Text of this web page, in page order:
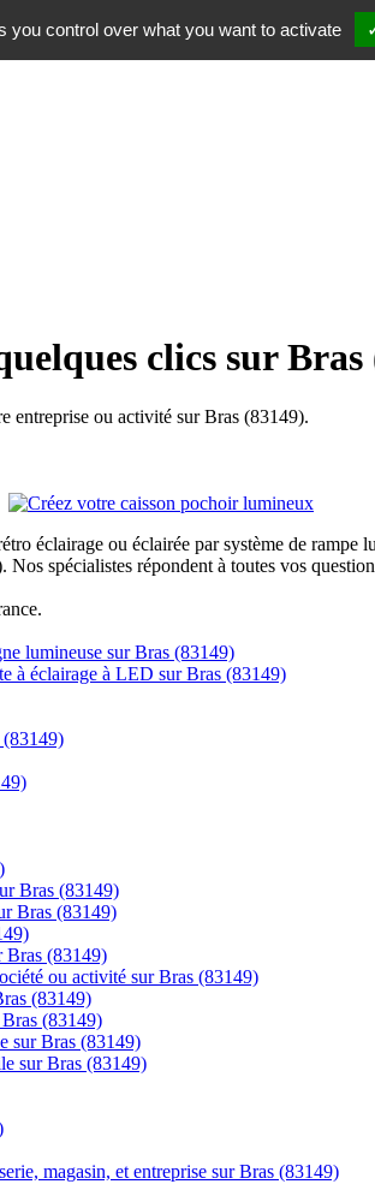
clics sur Bras
entreprise ou activité sur Bras (83149).
éclairage ou éclairée par système de
spécialistes répondent à toutes vos
lumineuse sur Bras (83149)
à éclairage à LED sur Bras (83149)
(83149)
Bras (83149)
Bras (83149)
Bras (83149)
ou activité sur Bras (83149)
(83149)
(83149)
sur Bras (83149)
sur Bras (83149)
magasin, et entreprise sur Bras (83149)
you control over what you want to activate